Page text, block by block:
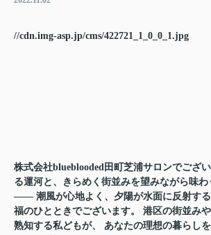
//cdn.img-asp.jp/cms/422721_1_0_0_1.jpg
株式会社blueblooded田町芝浦サロンでござ
る運河と、きらめく街並みを望みながら味
―― 潮風が心地よく、夕陽が水面に反射す
福のひとときでございます。 港区の街並み
熟知する私どもが、 あなたの理想の暮らし